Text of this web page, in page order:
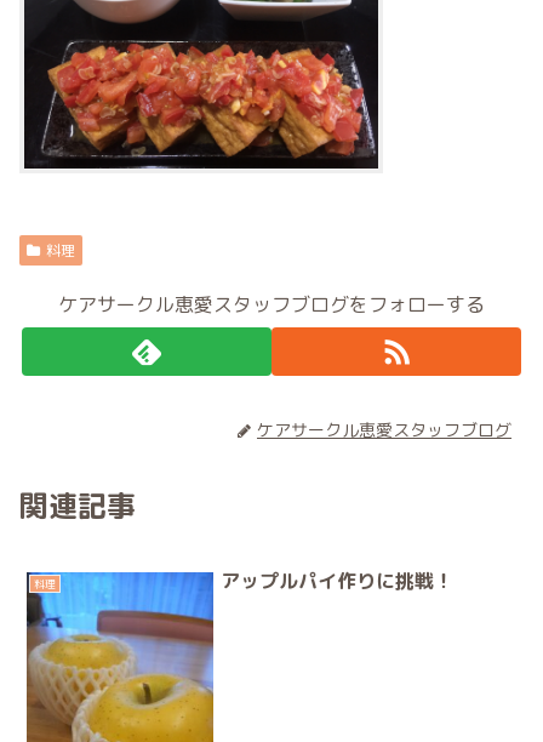
料理
ケアサークル恵愛スタッフブログをフォローする
ケアサークル恵愛スタッフブログ
関連記事
料理 アップルパイ作りに挑戦！